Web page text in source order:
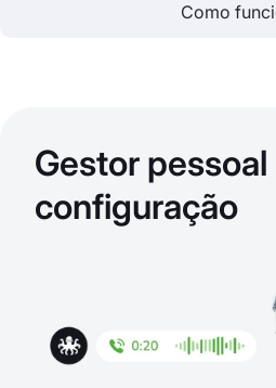
Como
Gestor pessoal
configuração